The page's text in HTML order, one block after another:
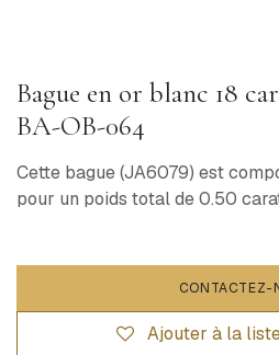
Bague en or blanc 18
BA-OB-064
Cette bague (JA6079) est
pour un poids total de 0.50
CONTACTEZ-
Ajouter à la